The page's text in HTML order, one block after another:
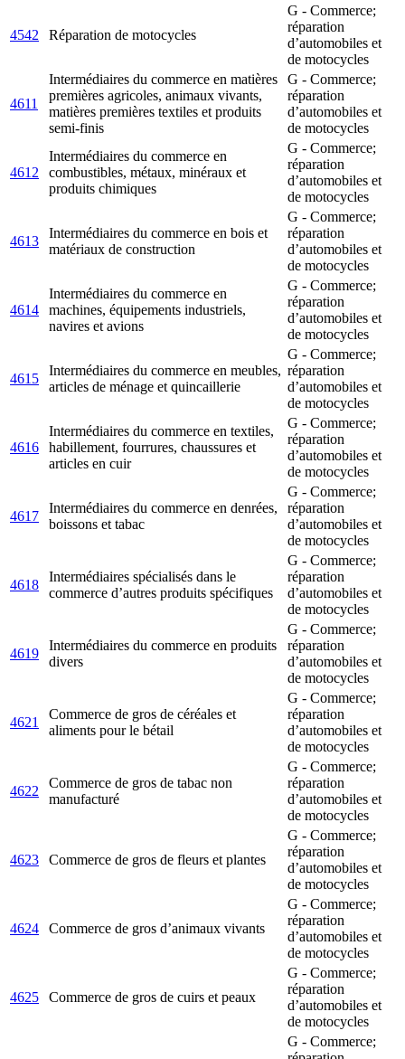
4542 Réparation de motocycles
G - Commerce;
réparation
d’automobiles et
de motocycles
4611
Intermédiaires du commerce en matières
premières agricoles, animaux vivants,
matières premières textiles et produits
semi-finis
G - Commerce;
réparation
d’automobiles et
de motocycles
4612
Intermédiaires du commerce en
combustibles, métaux, minéraux et
produits chimiques
G - Commerce;
réparation
d’automobiles et
de motocycles
4613
Intermédiaires du commerce en bois et
matériaux de construction
G - Commerce;
réparation
d’automobiles et
de motocycles
4614
Intermédiaires du commerce en
machines, équipements industriels,
navires et avions
G - Commerce;
réparation
d’automobiles et
de motocycles
4615
Intermédiaires du commerce en meubles,
articles de ménage et quincaillerie
G - Commerce;
réparation
d’automobiles et
de motocycles
4616
Intermédiaires du commerce en textiles,
habillement, fourrures, chaussures et
articles en cuir
G - Commerce;
réparation
d’automobiles et
de motocycles
4617
Intermédiaires du commerce en denrées,
boissons et tabac
G - Commerce;
réparation
d’automobiles et
de motocycles
4618
Intermédiaires spécialisés dans le
commerce d’autres produits spécifiques
G - Commerce;
réparation
d’automobiles et
de motocycles
4619
Intermédiaires du commerce en produits
divers
G - Commerce;
réparation
d’automobiles et
de motocycles
4621
Commerce de gros de céréales et
aliments pour le bétail
G - Commerce;
réparation
d’automobiles et
de motocycles
4622
Commerce de gros de tabac non
manufacturé
G - Commerce;
réparation
d’automobiles et
de motocycles
4623 Commerce de gros de fleurs et plantes
G - Commerce;
réparation
d’automobiles et
de motocycles
4624 Commerce de gros d’animaux vivants
G - Commerce;
réparation
d’automobiles et
de motocycles
4625 Commerce de gros de cuirs et peaux
G - Commerce;
réparation
d’automobiles et
de motocycles
G - Commerce;